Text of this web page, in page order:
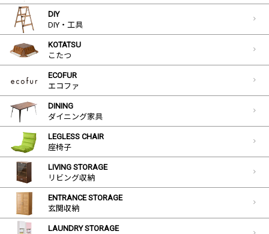
DIY
DIY・工具
KOTATSU
こたつ
ECOFUR
エコファ
DINING
ダイニング家具
LEGLESS CHAIR
座椅子
LIVING STORAGE
リビング収納
ENTRANCE STORAGE
玄関収納
LAUNDRY STORAGE